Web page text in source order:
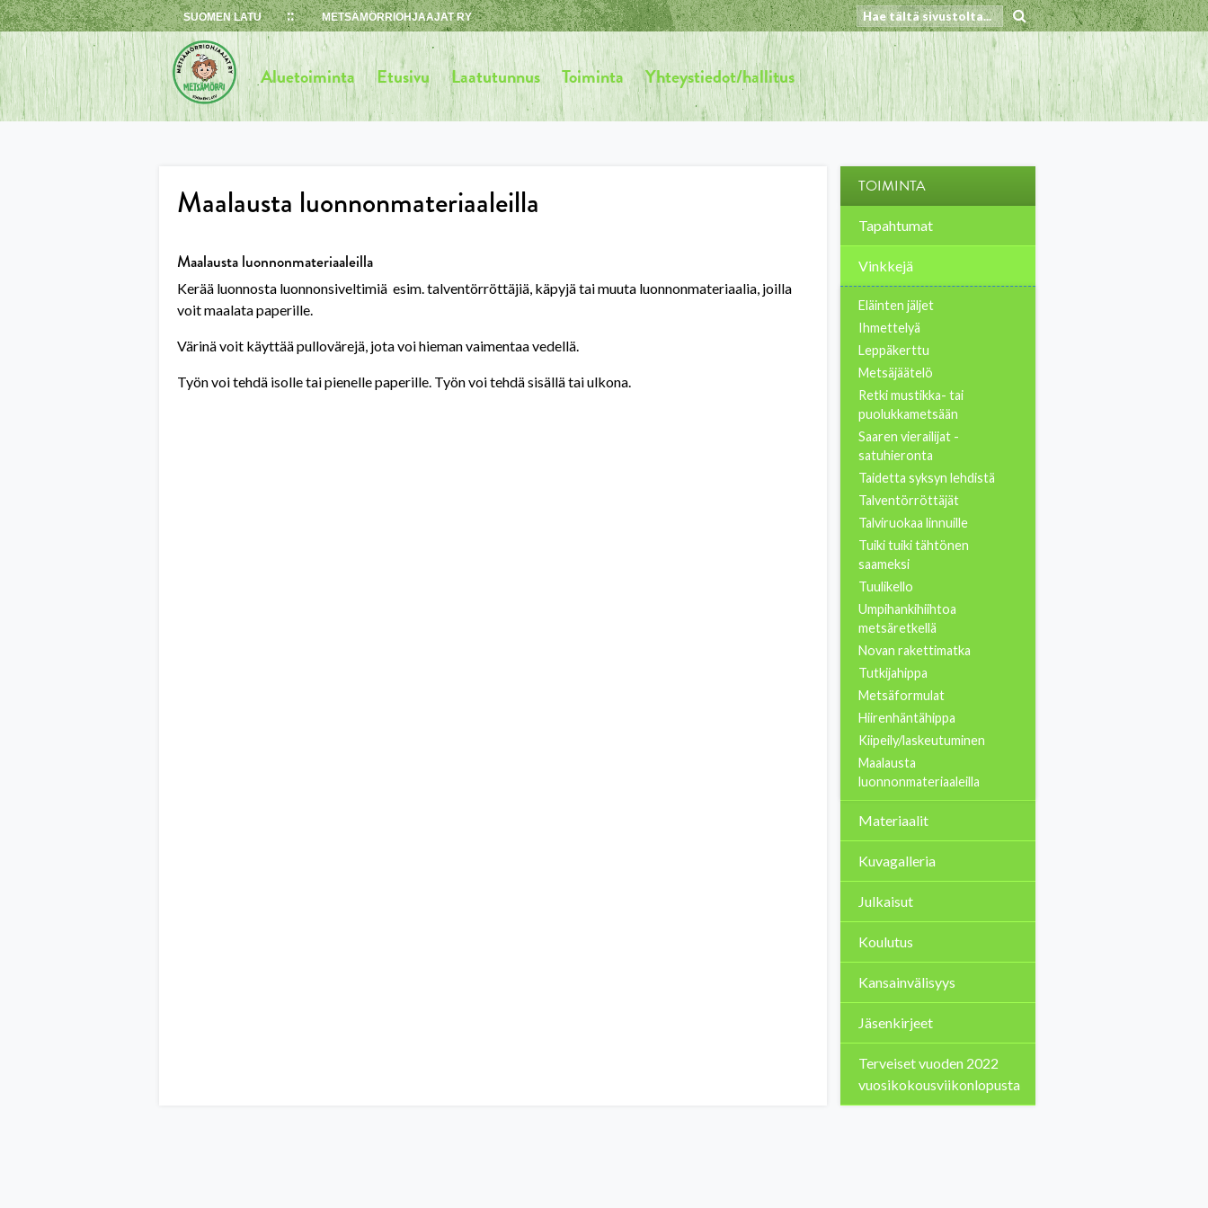
Skip
to
content
SUOMEN LATU METSÄMÖRRIOHJAAJAT RY
Aluetoiminta Etusivu Laatutunnus Toiminta Yhteystiedot/hallitus
Maalausta luonnonmateriaaleilla
Maalausta luonnonmateriaaleilla
Kerää luonnosta luonnonsiveltimiä esim. talventörröttäjiä, käpyjä tai muuta luonnonmateriaalia, joilla
voit maalata paperille.
Värinä voit käyttää pullovärejä, jota voi hieman vaimentaa vedellä.
Työn voi tehdä isolle tai pienelle paperille. Työn voi tehdä sisällä tai ulkona.
TOIMINTA
Tapahtumat
Vinkkejä
Eläinten jäljet
Ihmettelyä
Leppäkerttu
Metsäjäätelö
Retki mustikka- tai
puolukkametsään
Saaren vierailijat -
satuhieronta
Taidetta syksyn lehdistä
Talventörröttäjät
Talviruokaa linnuille
Tuiki tuiki tähtönen
saameksi
Tuulikello
Umpihankihiihtoa
metsäretkellä
Novan rakettimatka
Tutkijahippa
Metsäformulat
Hiirenhäntähippa
Kiipeily/laskeutuminen
Maalausta
luonnonmateriaaleilla
Materiaalit
Kuvagalleria
Julkaisut
Koulutus
Kansainvälisyys
Jäsenkirjeet
Terveiset vuoden 2022
vuosikokousviikonlopusta